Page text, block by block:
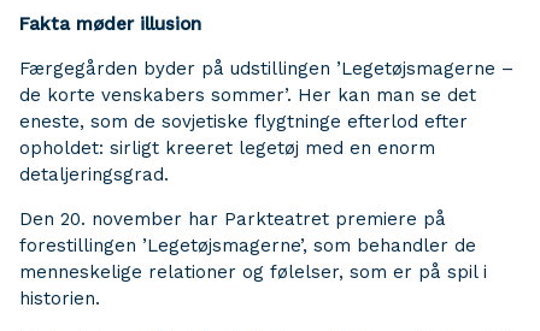
Fakta møder illusion
Færgegården byder på udstillingen ’Legetøjsmagerne –
de korte venskabers sommer’. Her kan man se det
eneste, som de sovjetiske flygtninge efterlod efter
opholdet: sirligt kreeret legetøj med en enorm
detaljeringsgrad.
Den 20. november har Parkteatret premiere på
forestillingen ’Legetøjsmagerne’, som behandler de
menneskelige relationer og følelser, som er på spil i
historien.